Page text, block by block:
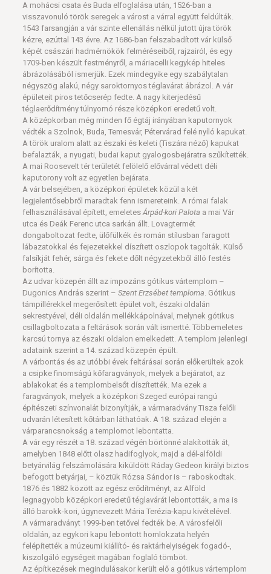
A mohácsi csata és Buda elfoglalása után, 1526-ban a
visszavonuló török seregek a várost a várral együtt feldúlták.
1543 farsangján a vár szinte ellenállás nélkül jutott újra török
kézre, ezúttal 143 évre. Az 1686-ban felszabadított vár külső
képét császári hadmérnökök felméréseiből, rajzairól, és egy
1709-ben készült festményről, a máriacelli kegykép hiteles
ábrázolásából ismerjük. Ezek mindegyike egy szabálytalan
négyszög alakú, négy saroktornyos téglavárat ábrázol. A vár
épületeit piros tetőcserép fedte. A nagy kiterjedésű
téglaerődítmény túlnyomó része középkori eredetű volt.
A középkorban még minden fő égtáj irányában kaputornyok
védték a Szolnok, Buda, Temesvár, Pétervárad felé nyíló kapukat.
A török uralom alatt az északi és keleti (Tiszára néző) kapukat
befalazták, a nyugati, budai kaput gyalogosbejáratra szűkítették.
A mai Roosevelt tér területét felölelő elővárral védett déli
kaputorony volt az egyetlen bejárata.
A vár belsejében, a középkori épületek közül a két
legjelentősebbről maradtak fenn ismereteink. A római falak
felhasználásával épített, emeletesÁrpád-kori Palota a mai Vár
utca és Deák Ferenc utca sarkán állt. Lovagtermét
dongaboltozat fedte, ülőfülkék és román stílusban faragott
lábazatokkal és fejezetekkel díszített oszlopok tagolták. Külső
falsíkját fehér, sárga és fekete dőlt négyzetekből álló festés
borította.
Az udvar közepén állt az impozáns gótikus vártemplom –
Dugonics András szerint – Szent Erzsébet temploma. Gótikus
támpillérekkel megerősített épület volt, északi oldalán
sekrestyével, déli oldalán mellékkápolnával, melynek gótikus
csillagboltozata a feltárások során vált ismertté. Többemeletes
karcsú tornya az északi oldalon emelkedett. A templom jelenlegi
adataink szerint a 14. század közepén épült.
A várbontás és az utóbbi évek feltárásai során előkerültek azok
a csipke finomságú kőfaragványok, melyek a bejáratot, az
ablakokat és a templombelsőt díszítették. Ma ezek a
faragványok, melyek a középkori Szeged európai rangú
építészeti színvonalát bizonyítják, a vármaradvány Tisza felőli
udvarán létesített kőtárban láthatóak. A 18. század elején a
várparancsnokság a templomot lebontatta.
A vár egy részét a 18. század végén börtönné alakították át,
amelyben 1848 előtt olasz hadifoglyok, majd a dél-alföldi
betyárvilág felszámolására kiküldött Ráday Gedeon királyi biztos
befogott betyárjai, – köztük Rózsa Sándor is – raboskodtak.
1876 és 1882 között az egész erődítményt, az Alföld
legnagyobb középkori eredetű téglavárát lebontották, a ma is
álló barokk-kori, úgynevezett Mária Terézia-kapu kivételével.
A vármaradványt 1999-ben tetővel fedték be. A városfelőli
oldalán, az egykori kapu lebontott homlokzata helyén
felépítették a múzeumi kiállító- és raktárhelyiségek fogadó-,
kiszolgáló egységeit magában foglaló tömböt.
Az építkezések megindulásakor került elő a gótikus vártemplom